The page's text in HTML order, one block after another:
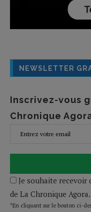
NEWSLETTER
Inscrivez-vous
Chronique
Je souhaite recevoir
de La Chronique Agora.
*En cliquant sur le bouton ci-